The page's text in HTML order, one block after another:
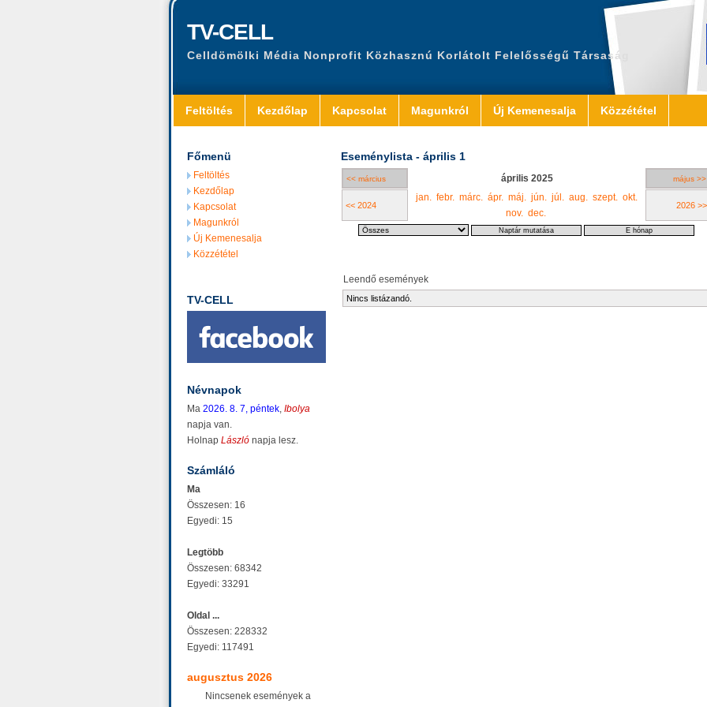
TV-CELL
Celldömölki Média Nonprofit Közhasznú Korlátolt Felelősségű Társaság
Feltöltés Kezdőlap Kapcsolat Magunkról Új Kemenesalja Közzététel
Főmenü
Feltöltés
Kezdőlap
Kapcsolat
Magunkról
Új Kemenesalja
Közzététel
TV-CELL
Névnapok
Ma 2026. 8. 7, péntek, Ibolya
napja van.
Holnap László napja lesz.
Számláló
Ma
Összesen: 16
Egyedi: 15
Legtöbb
Összesen: 68342
Egyedi: 33291
Oldal ...
Összesen: 228332
Egyedi: 117491
augusztus 2026
Nincsenek események a
Eseménylista - április 1
<< március április 2025 május >>
<< 2024
jan. febr. márc. ápr. máj. jún. júl. aug. szept. okt.
nov. dec.
2026 >>
Leendő események
Nincs listázandó.